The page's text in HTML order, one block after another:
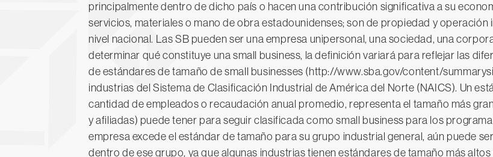
principalmente dentro de dicho país o hacen una contribución significativa a su
servicios, materiales o mano de obra estadounidenses; son de propiedad y
nivel nacional. Las SB pueden ser una empresa unipersonal, una sociedad, una
determinar qué constituye una small business, la definición variará para reflejar las
de estándares de tamaño de small businesses (http://www.sba.gov/content/
industrias del Sistema de Clasificación Industrial de América del Norte (NAICS). Un
cantidad de empleados o recaudación anual promedio, representa el tamaño más
y afiliadas) puede tener para seguir clasificada como small business para los
empresa excede el estándar de tamaño para su grupo industrial general, aún puede
dentro de ese grupo, ya que algunas industrias tienen estándares de tamaño más